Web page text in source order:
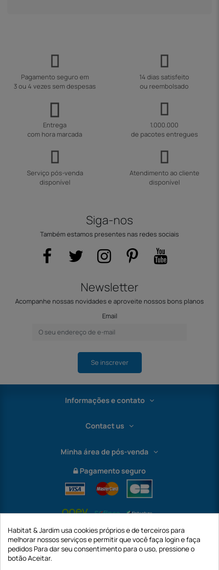
Pagamento seguro em
3 ou 4 vezes sem despesas
14 dias satisfeito
ou reembolsado
Entrega
com hora marcada
1.000.000
de pacotes entregues
Serviço pós-venda
disponível
Atendimento ao cliente
disponível
Siga-nos
Também estamos presentes nas redes sociais
Newsletter
Acompanhe nossas novidades e aproveite nossos bons planos
Email
Se inscrever
Informações e contato
Contact us
Minha área de pós-venda
Pagamento seguro
Habitat & Jardim usa cookies próprios e de terceiros para
melhorar nossos serviços e permitir que você faça login e faça
pedidos Para dar seu consentimento para o uso, pressione o
botão Aceitar.